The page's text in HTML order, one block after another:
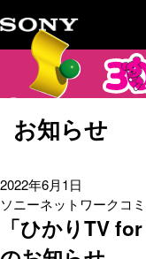
お知らせ
2022年6月1日
ソニーネットワークコ
「ひかりTV